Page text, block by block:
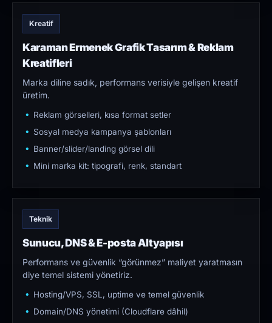
Kreatif
Karaman Ermenek Grafik Tasarım & Reklam
Kreatifleri
Marka diline sadık, performans verisiyle gelişen kreatif
üretim.
Reklam görselleri, kısa format setler
Sosyal medya kampanya şablonları
Banner/slider/landing görsel dili
Mini marka kit: tipografi, renk, standart
Teknik
Sunucu, DNS & E-posta Altyapısı
Performans ve güvenlik “görünmez” maliyet yaratmasın
diye temel sistemi yönetiriz.
Hosting/VPS, SSL, uptime ve temel güvenlik
Domain/DNS yönetimi (Cloudflare dâhil)